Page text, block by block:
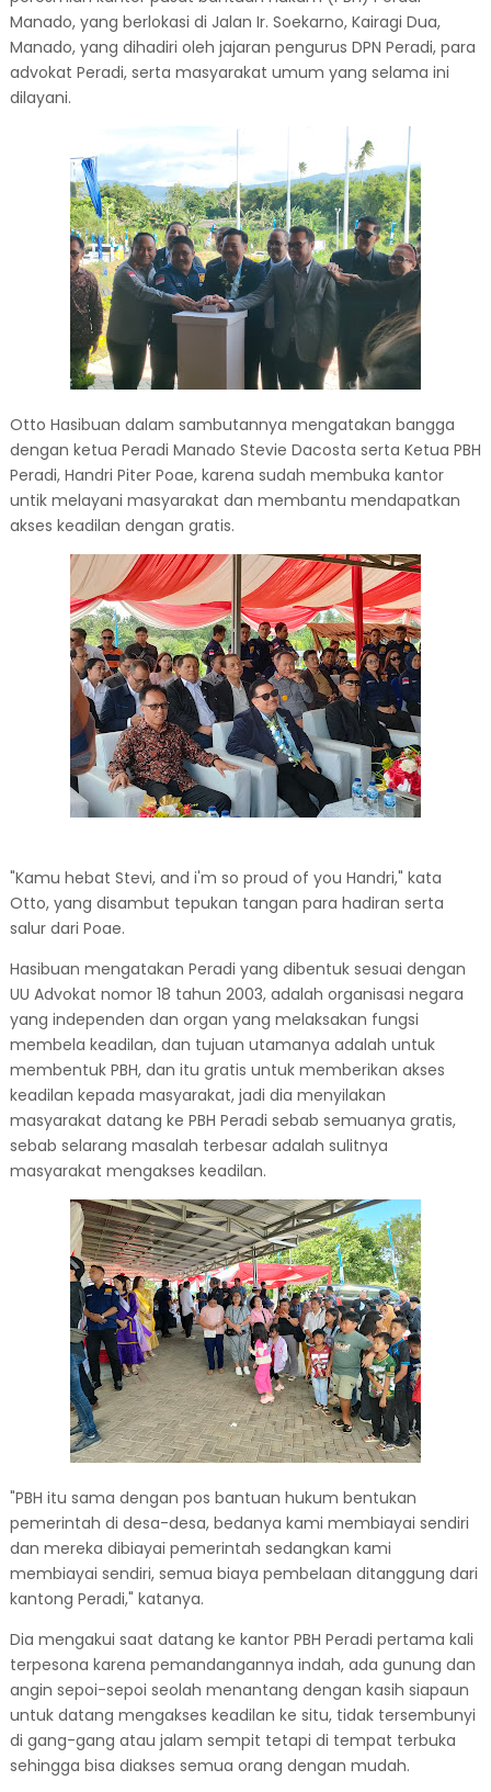
Manado, yang berlokasi di Jalan Ir. Soekarno, Kairagi Dua,
Manado, yang dihadiri oleh jajaran pengurus DPN Peradi, para
advokat Peradi, serta masyarakat umum yang selama ini
dilayani.
Otto Hasibuan dalam sambutannya mengatakan bangga
dengan ketua Peradi Manado Stevie Dacosta serta Ketua PBH
Peradi, Handri Piter Poae, karena sudah membuka kantor
untik melayani masyarakat dan membantu mendapatkan
akses keadilan dengan gratis.
"Kamu hebat Stevi, and i'm so proud of you Handri," kata
Otto, yang disambut tepukan tangan para hadiran serta
salur dari Poae.
Hasibuan mengatakan Peradi yang dibentuk sesuai dengan
UU Advokat nomor 18 tahun 2003, adalah organisasi negara
yang independen dan organ yang melaksakan fungsi
membela keadilan, dan tujuan utamanya adalah untuk
membentuk PBH, dan itu gratis untuk memberikan akses
keadilan kepada masyarakat, jadi dia menyilakan
masyarakat datang ke PBH Peradi sebab semuanya gratis,
sebab selarang masalah terbesar adalah sulitnya
masyarakat mengakses keadilan.
"PBH itu sama dengan pos bantuan hukum bentukan
pemerintah di desa-desa, bedanya kami membiayai sendiri
dan mereka dibiayai pemerintah sedangkan kami
membiayai sendiri, semua biaya pembelaan ditanggung dari
kantong Peradi," katanya.
Dia mengakui saat datang ke kantor PBH Peradi pertama kali
terpesona karena pemandangannya indah, ada gunung dan
angin sepoi-sepoi seolah menantang dengan kasih siapaun
untuk datang mengakses keadilan ke situ, tidak tersembunyi
di gang-gang atau jalam sempit tetapi di tempat terbuka
sehingga bisa diakses semua orang dengan mudah.